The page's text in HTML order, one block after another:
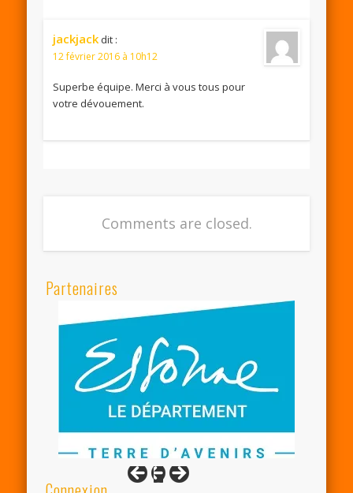
jackjack dit :
12 février 2016 à 10h12
Superbe équipe. Merci à vous tous pour
votre dévouement.
Comments are closed.
Partenaires